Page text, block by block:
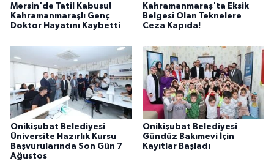
Mersin'de Tatil Kabusu!
Kahramanmaraşlı Genç
Doktor Hayatını Kaybetti
Kahramanmaraş'ta Eksik
Belgesi Olan Teknelere
Ceza Kapıda!
Onikişubat Belediyesi
Üniversite Hazırlık Kursu
Başvurularında Son Gün 7
Ağustos
Onikişubat Belediyesi
Gündüz Bakımevi İçin
Kayıtlar Başladı